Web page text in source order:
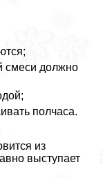
смеси должно
полчаса.
из
выступает